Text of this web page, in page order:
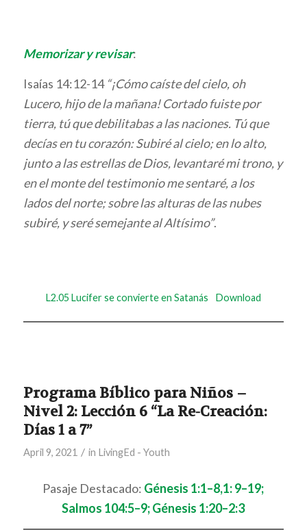
Memorizar y revisar:
Isaías 14:12-14 “¡Cómo caíste del cielo, oh
Lucero, hijo de la mañana! Cortado fuiste por
tierra, tú que debilitabas a las naciones. Tú que
decías en tu corazón: Subiré al cielo; en lo alto,
junto a las estrellas de Dios, levantaré mi trono, y
en el monte del testimonio me sentaré, a los
lados del norte; sobre las alturas de las nubes
subiré, y seré semejante al Altísimo”.
L2.05 Lucifer se convierte en Satanás Download
Programa Bíblico para Niños –
Nivel 2: Lección 6 “La Re-Creación:
Días 1 a 7”
April 9, 2021 / in LivingEd - Youth
Pasaje Destacado: Génesis 1:1–8,1: 9–19;
Salmos 104:5–9; Génesis 1:20–2:3